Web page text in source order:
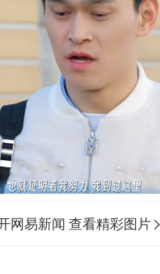
网易新闻 查看精彩图片